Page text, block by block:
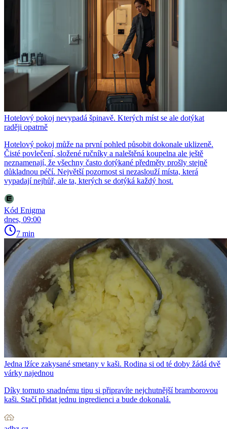
Hotelový pokoj nevypadá špinavě. Kterých míst se ale dotýkat
raději opatrně
Hotelový pokoj může na první pohled působit dokonale uklizeně.
Čisté povlečení, složené ručníky a naleštěná koupelna ale ještě
neznamenají, že všechny často dotýkané předměty prošly stejně
důkladnou péčí. Největší pozornost si nezaslouží místa, která
vypadají nejhůř, ale ta, kterých se dotýká každý host.
Kód Enigma
dnes, 09:00
7 min
Jedna lžíce zakysané smetany v kaši. Rodina si od té doby žádá dvě
várky najednou
Díky tomuto snadnému tipu si připravíte nejchutnější bramborovou
kaši. Stačí přidat jednu ingredienci a bude dokonalá.